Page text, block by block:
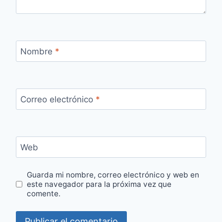
Nombre *
Correo electrónico *
Web
Guarda mi nombre, correo electrónico y web en
este navegador para la próxima vez que
comente.